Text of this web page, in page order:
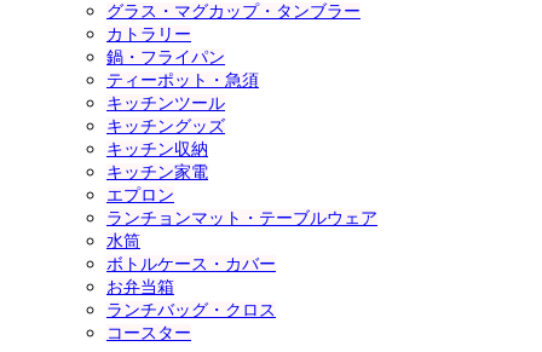
グラス・マグカップ・タンブラー
カトラリー
鍋・フライパン
ティーポット・急須
キッチンツール
キッチングッズ
キッチン収納
キッチン家電
エプロン
ランチョンマット・テーブルウェア
水筒
ボトルケース・カバー
お弁当箱
ランチバッグ・クロス
コースター